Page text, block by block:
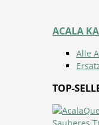
ACALA
Alle
TOP-